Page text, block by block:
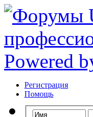
Регистрация
Помощь